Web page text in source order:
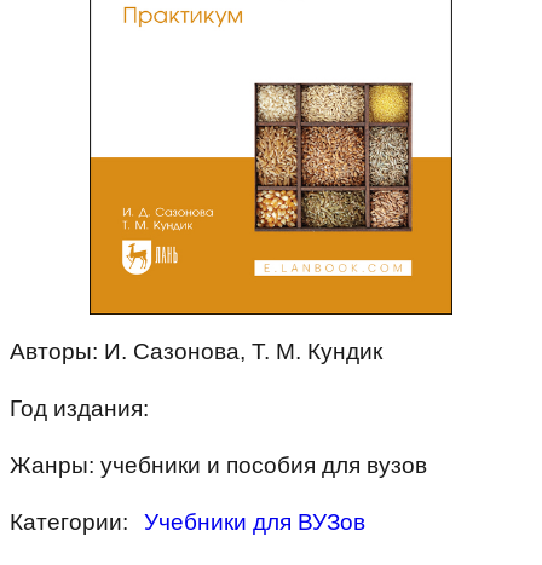
Авторы: И. Сазонова, Т. М. Кундик
Год издания:
Жанры: учебники и пособия для вузов
Категории: Учебники для ВУЗов